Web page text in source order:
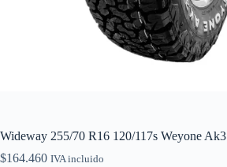
Wideway 255/70 R16 120/117s Weyone Ak3
$164.460 IVA incluido